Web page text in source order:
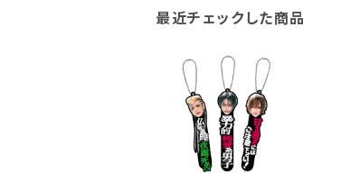
最近チェックした商品